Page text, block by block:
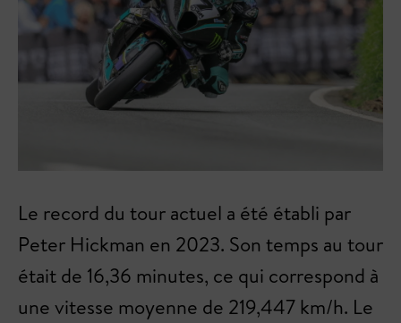
Le record du tour actuel a été établi par
Peter Hickman en 2023. Son temps au tour
était de 16,36 minutes, ce qui correspond à
une vitesse moyenne de 219,447 km/h. Le